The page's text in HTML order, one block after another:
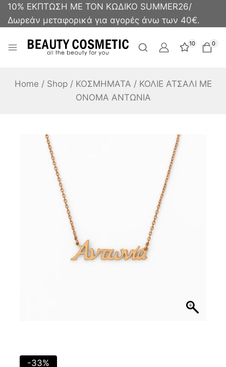
10% ΕΚΠΤΩΣΗ ΜΕ ΤΟΝ ΚΩΔΙΚΟ SUMMER26/
Δωρεάν μεταφορικά για αγορές άνω των 40€.
10 0
Home / Shop / ΚΟΣΜΗΜΑΤΑ / ΚΟΛΙΕ ΑΤΣΑΛΙ ΜΕ
ΟΝΟΜΑ ΑΝΤΩΝΙΑ
-33%